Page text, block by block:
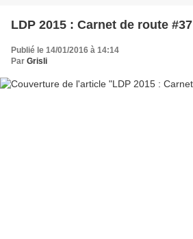
LDP 2015 : Carnet de route #37
Publié le 14/01/2016 à 14:14
Par Grisli